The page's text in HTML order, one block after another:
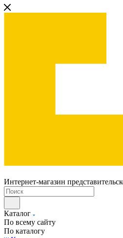
Интернет-магазин
Каталог
По всему сайту
По каталогу